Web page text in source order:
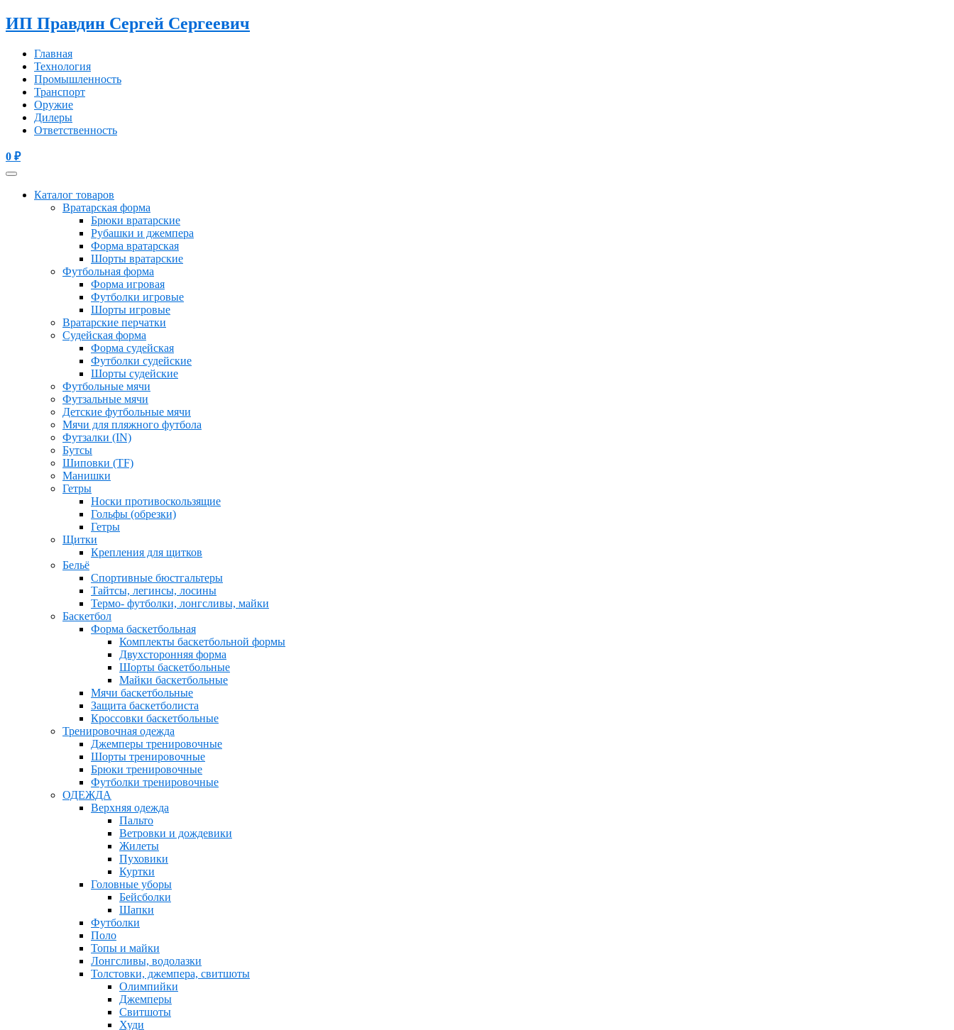
ИП Правдин Сергей Сергеевич
Главная
Технология
Промышленность
Транспорт
Оружие
Дилеры
Ответственность
0 ₽
Каталог товаров
Вратарская форма
Брюки вратарские
Рубашки и джемпера
Форма вратарская
Шорты вратарские
Футбольная форма
Форма игровая
Футболки игровые
Шорты игровые
Вратарские перчатки
Судейская форма
Форма судейская
Футболки судейские
Шорты судейские
Футбольные мячи
Футзальные мячи
Детские футбольные мячи
Мячи для пляжного футбола
Футзалки (IN)
Бутсы
Шиповки (TF)
Манишки
Гетры
Носки противоскользящие
Гольфы (обрезки)
Гетры
Щитки
Крепления для щитков
Бельё
Спортивные бюстгальтеры
Тайтсы, легинсы, лосины
Термо- футболки, лонгсливы, майки
Баскетбол
Форма баскетбольная
Комплекты баскетбольной формы
Двухсторонняя форма
Шорты баскетбольные
Майки баскетбольные
Мячи баскетбольные
Защита баскетболиста
Кроссовки баскетбольные
Тренировочная одежда
Джемперы тренировочные
Шорты тренировочные
Брюки тренировочные
Футболки тренировочные
ОДЕЖДА
Верхняя одежда
Пальто
Ветровки и дождевики
Жилеты
Пуховики
Куртки
Головные уборы
Бейсболки
Шапки
Футболки
Поло
Топы и майки
Лонгсливы, водолазки
Толстовки, джемпера, свитшоты
Олимпийки
Джемперы
Свитшоты
Худи